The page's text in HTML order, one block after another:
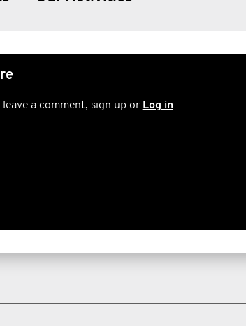
leave a comment, sign up or Log in